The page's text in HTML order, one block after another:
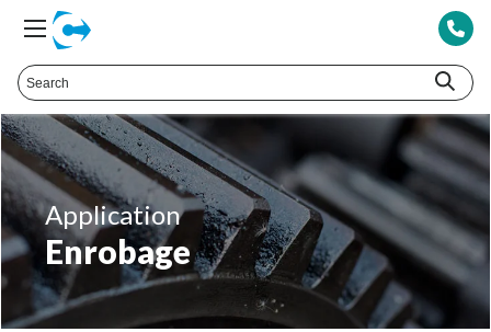
Application
Enrobage